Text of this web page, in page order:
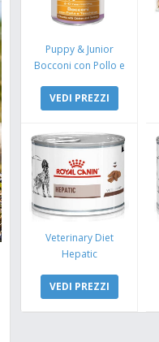
Puppy & Junior
Bocconi con Pollo e
VEDI PREZZI
Veterinary Diet
Hepatic
VEDI PREZZI